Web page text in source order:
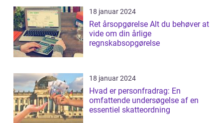
18 januar 2024
Ret årsopgørelse Alt du behøver at
vide om din årlige
regnskabsopgørelse
18 januar 2024
Hvad er personfradrag: En
omfattende undersøgelse af en
essentiel skatteordning